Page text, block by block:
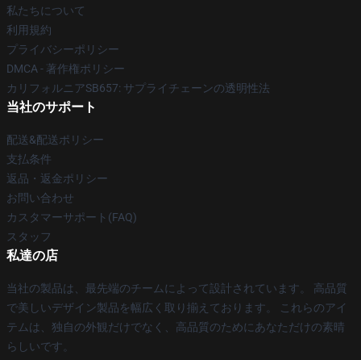
私たちについて
利用規約
プライバシーポリシー
DMCA - 著作権ポリシー
カリフォルニアSB657: サプライチェーンの透明性法
当社のサポート
配送&配送ポリシー
支払条件
返品・返金ポリシー
お問い合わせ
カスタマーサポート(FAQ)
スタッフ
私達の店
当社の製品は、最先端のチームによって設計されています。 高品質
で美しいデザイン製品を幅広く取り揃えております。 これらのアイ
テムは、独自の外観だけでなく、高品質のためにあなただけの素晴
らしいです。